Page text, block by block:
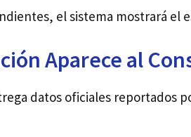
el sistema mostrará el
Aparece al
datos oficiales reportados